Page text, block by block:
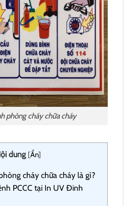
phòng cháy chữa cháy
dung [Ẩn]
cháy chữa cháy là gì?
PCCC tại In UV Đinh